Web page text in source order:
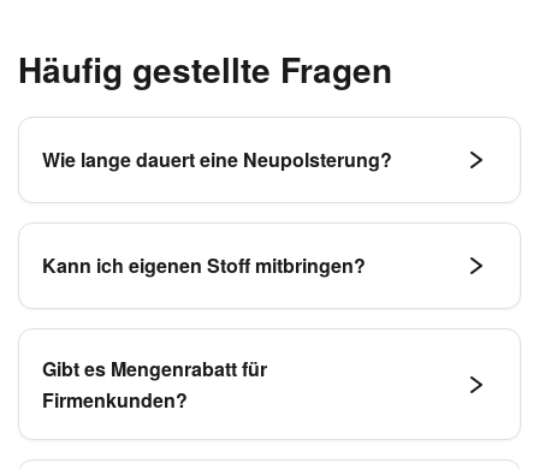
Häufig gestellte Fragen
Wie lange dauert eine Neupolsterung?
Durch unsere sorgfältige Planung arbeiten wir nach
dann ab, wenn es an der Reihe ist. In der Regel
verweilt es nur wenige Tage in unserer Werkstatt.
Kann ich eigenen Stoff mitbringen?
Wegen der Gewährleistung greifen wir auf unsere
Gibt es Mengenrabatt für
Firmenkunden?
Für Firmenkunden wie Restaurants und Hotels